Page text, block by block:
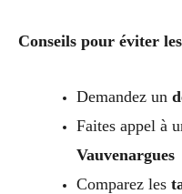
Conseils pour éviter
Demandez un
Faites appel à
Vauvenargues
Comparez les